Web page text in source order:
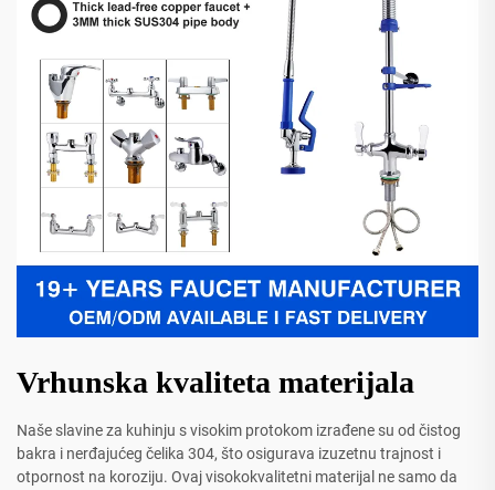
Vrhunska kvaliteta materijala
Naše slavine za kuhinju s visokim protokom izrađene su od čistog
bakra i nerđajućeg čelika 304, što osigurava izuzetnu trajnost i
otpornost na koroziju. Ovaj visokokvalitetni materijal ne samo da